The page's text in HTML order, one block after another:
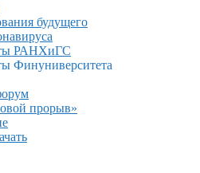
будущего
РАНХиГС
Финуниверситета
прорыв»